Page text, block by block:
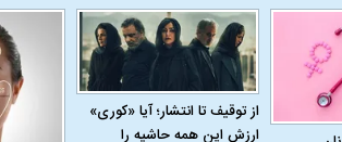
از توقیف تا انتشار؛ آیا «کوری»
ارزش این همه حاشیه را
علت تنگی نفس و راه های درمان آن